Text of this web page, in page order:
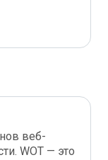
веб-
WOT — это